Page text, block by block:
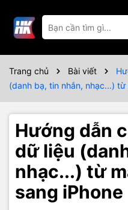
Trang chủ Bài viết
(danh bạ, tin nhắn, nhạc...)
Hướng dẫn
dữ liệu
nhạc...) từ
sang iPhone